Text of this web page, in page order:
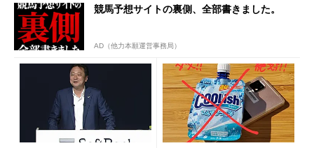
競馬予想サイトの裏側、全部書きました。
AD（他力本願運営事務局）